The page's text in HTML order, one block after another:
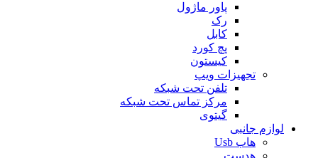
پاور ماژول
رک
کابل
پچ کورد
کیستون
تجهیزات ویپ
تلفن تحت شبکه
مرکز تماس تحت شبکه
گیتوی
لوازم جانبی
هاب Usb